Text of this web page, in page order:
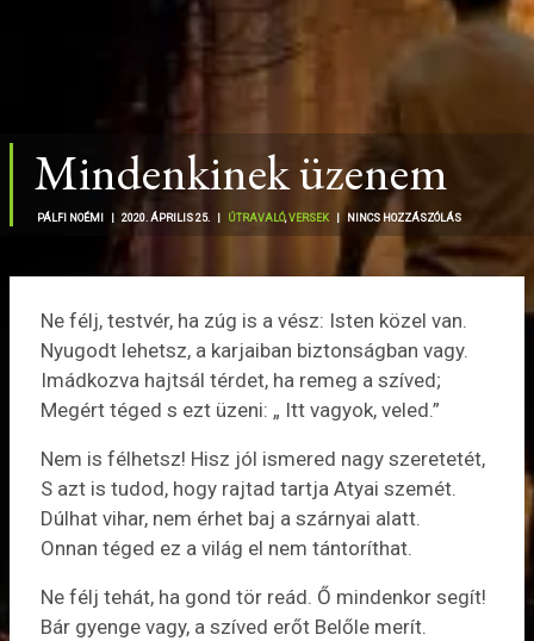
Mindenkinek üzenem
PÁLFI NOÉMI | 2020. ÁPRILIS 25. | ÚTRAVALÓ,VERSEK| NINCS HOZZÁSZÓLÁS
Ne félj, testvér, ha zúg is a vész: Isten közel van.
Nyugodt lehetsz, a karjaiban biztonságban vagy.
Imádkozva hajtsál térdet, ha remeg a szíved;
Megért téged s ezt üzeni: „ Itt vagyok, veled.”
Nem is félhetsz! Hisz jól ismered nagy szeretetét,
S azt is tudod, hogy rajtad tartja Atyai szemét.
Dúlhat vihar, nem érhet baj a szárnyai alatt.
Onnan téged ez a világ el nem tántoríthat.
Ne félj tehát, ha gond tör reád. Ő mindenkor segít!
Bár gyenge vagy, a szíved erőt Belőle merít.